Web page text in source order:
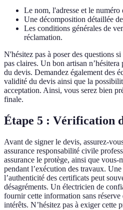
Le nom, l'adresse et le numéro
Une décomposition détaillée
Les conditions générales de
réclamation.
N'hésitez pas à poser des questions
pas claires. Un bon artisan
du devis. Demandez également des
validité du devis ainsi que la
acceptation. Ainsi, vous serez bien
finale.
Étape 5 : Vérification
Avant de signer le devis, assurez-
assurance responsabilité civile
assurance le protège, ainsi que vous-
pendant l’exécution des travaux.
l’authenticité des certificats peut
désagréments. Un électricien de
fournir cette information sans
intérêts. N’hésitez pas à exiger cette